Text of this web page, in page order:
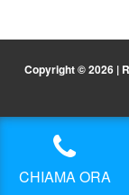
Copyright © 2026 |
CHIAMA ORA